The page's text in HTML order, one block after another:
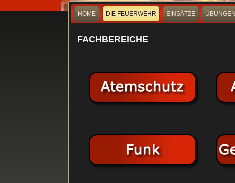
HOME DIE FEUERWEHR EINSÄTZE ÜBUNGEN
FACHBEREICHE